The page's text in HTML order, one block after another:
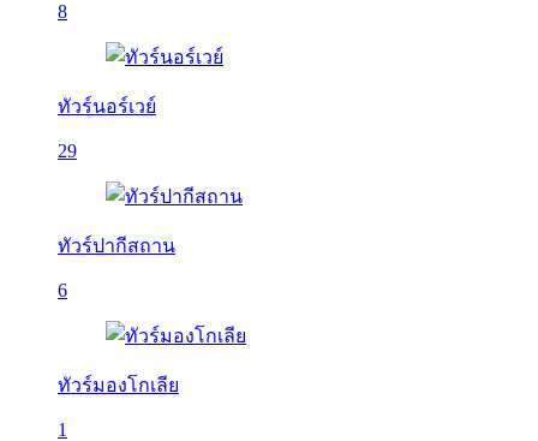
8
ทัวร์นอร์เวย์
29
ทัวร์ปากีสถาน
6
ทัวร์มองโกเลีย
1